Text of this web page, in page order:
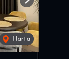
Harta
Next